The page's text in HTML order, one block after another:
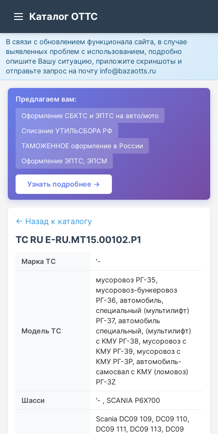
Каталог ОТТС
В связи с обновлением функционала сайта, в случае
выявленных проблем с использованием, подробно
опишите Вашу ситуацию, приложите скриншоты и
отправьте запрос на почту info@bazaotts.ru
Предлагаем вам:
Оформление СБКТС и ЭПТС на авто/мото
Списание УТИЛЬСБОРА РФ
ТАМОЖЕННОЕ оформление в России
Оформление ЭПТС, ЭПСМ
Узнать подробнее →
← Назад к каталогу
ТС RU Е-RU.МТ15.00102.Р1
Марка ТС '-
Модель ТС
мусоровоз РГ-35,
мусоровоз-бункеровоз
РГ-36, автомобиль,
специальный (мультилифт)
РГ-37, автомобиль
специальный, (мультилифт)
с КМУ РГ-38, мусоровоз с
КМУ РГ-39, мусоровоз с
КМУ РГ-3Р, автомобиль-
самосвал с КМУ (ломовоз)
РГ-3Z
Шасси '- , SCANIA P6Х?00
Scania DC09 109, DC09 110,
DC09 111, DC09 113, DC09